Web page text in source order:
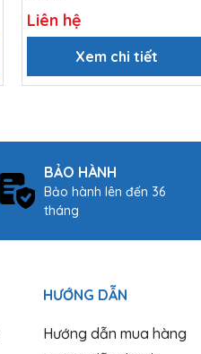
Liên hệ
Xem chi tiết
BẢO HÀNH
Bảo hành lên đến 36
tháng
HƯỚNG DẪN
Hướng dẫn mua hàng